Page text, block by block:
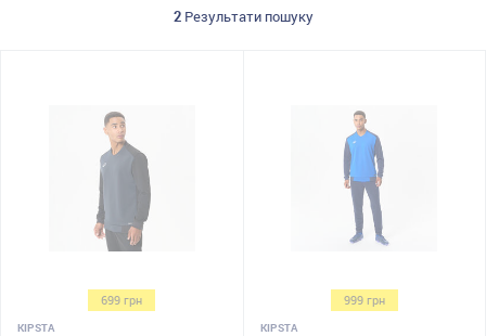
2Результати пошуку
699 грн
KIPSTA
999 грн
KIPSTA